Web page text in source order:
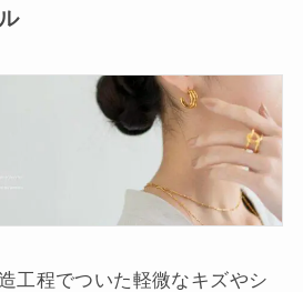
工程でついた軽微なキズやシ